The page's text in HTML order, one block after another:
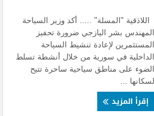
اللاذقية "المسلة" ..... أكد وزير السياحة
المهندس بشر اليازجي ضرورة تحفيز
المستثمرين لإعادة تنشيط السياحة
الداخلية في سورية من خلال أنشطة تسلط
الضوء على مناطق سياحية ساحرة تتيح
لسكانها ...
إقرأ المزيد